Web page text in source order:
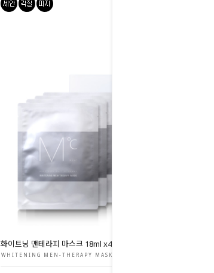
화이트닝 맨테라피 마스크 18ml x4
WHITENING MEN-THERAPY MASK